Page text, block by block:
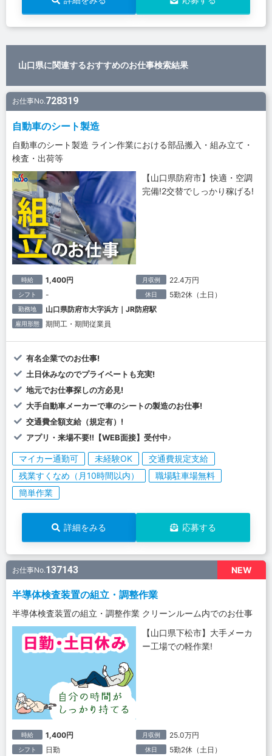
山口県に関連するおすすめのお仕事検索結果
お仕事No.728319
自動車のシート製造
自動車のシート製造 ライン作業における部品搬入・組み立て・
検査・出荷等
【山口県防府市】快適・空調
完備!2交替でしっかり稼げる!
時給 1,400円 月収例 22.4万円
シフト - 休日 5勤2休（土日）
勤務地 山口県防府市大字浜方｜JR防府駅
雇用形態 期間工・期間従業員
有名企業でのお仕事!
土日休みなのでプライベートも充実!
地元でお仕事探しの方必見!
大手自動車メーカーで車のシートの製造のお仕事!
交通費全額支給（規定有）!
アプリ・来場不要!!【WEB面接】受付中♪
マイカー通勤可 未経験OK
交通費規定支給
残業すくなめ（月10時間以内）
職場駐車場無料
簡単作業
詳細をみる 応募する
NEW
お仕事No.137143
半導体検査装置の組立・調整作業
半導体検査装置の組立・調整作業 クリーンルーム内でのお仕事
【山口県下松市】大手メーカ
ー工場での軽作業!
時給 1,400円 月収例 25.0万円
シフト 日勤 休日 5勤2休（土日）